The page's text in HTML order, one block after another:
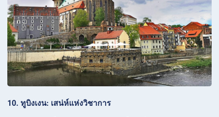
10. ทูบิงเงน: เสน่ห์แห่งวิชาการ